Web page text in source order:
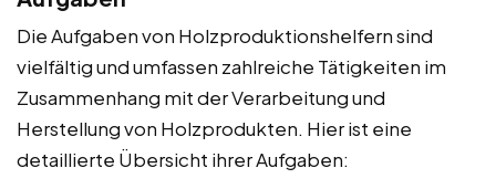
Die Aufgaben von Holzproduktionshelfern sind
vielfältig und umfassen zahlreiche Tätigkeiten im
Zusammenhang mit der Verarbeitung und
Herstellung von Holzprodukten. Hier ist eine
detaillierte Übersicht ihrer Aufgaben: